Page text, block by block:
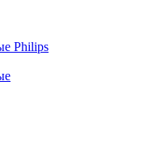
Philips